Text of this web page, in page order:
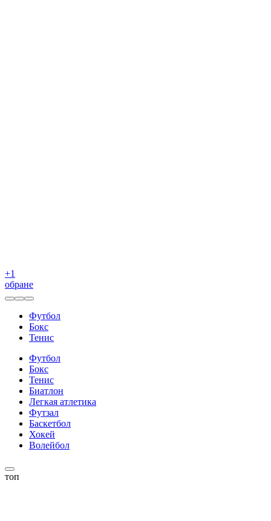
+1
обране
Футбол
Бокс
Тенис
Футбол
Бокс
Тенис
Биатлон
Легкая атлетика
Футзал
Баскетбол
Хокей
Волейбол
топ